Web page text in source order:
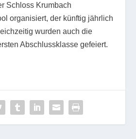
Schloss Krumbach
organisiert, der künftig jährlich
wurden auch die
Abschlussklasse gefeiert.